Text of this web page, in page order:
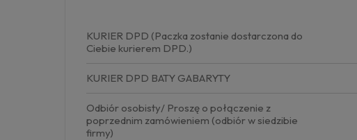
KURIER DPD (Paczka zostanie dostarczona do
Ciebie kurierem DPD.)
KURIER DPD BATY GABARYTY
Odbiór osobisty/ Proszę o połączenie z
poprzednim zamówieniem (odbiór w siedzibie
firmy)